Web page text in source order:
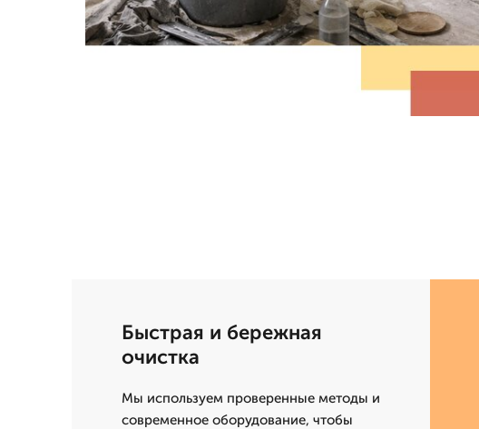
Быстрая и бережная
очистка
Мы используем проверенные методы и
современное оборудование, чтобы